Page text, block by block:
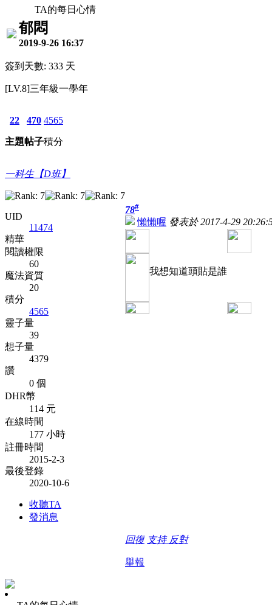
TA的每日心情
郁悶
2019-9-26 16:37
簽到天數: 333 天
[LV.8]三年級一學年
22
主題
470
帖子
4565
積分
一科生【D班】
UID
11474
精華
閱讀權限
60
魔法資質
20
積分
4565
靈子量
39
想子量
4379
讚
0 個
DHR幣
114 元
在線時間
177 小時
註冊時間
2015-2-3
最後登錄
2020-10-6
收聽TA
發消息
78#
懶懶喔 發表於 2017-4-29
我想知道頭貼是誰
回復 支持 反對
舉報